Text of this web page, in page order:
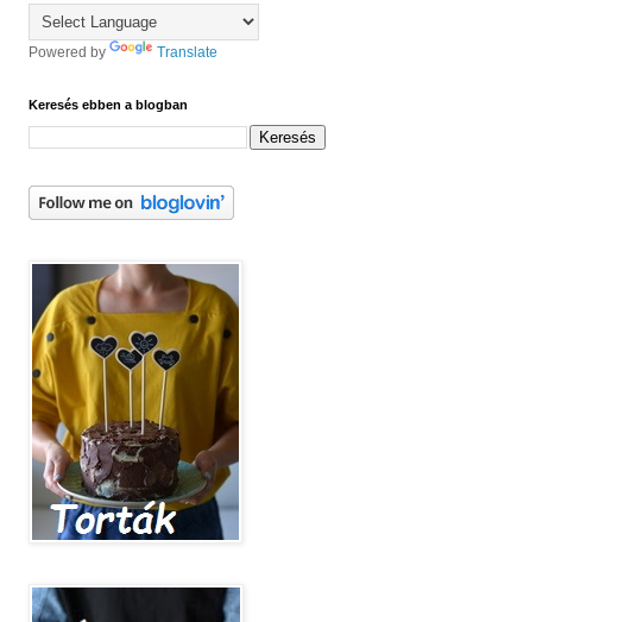
Powered by Translate
Keresés ebben a blogban